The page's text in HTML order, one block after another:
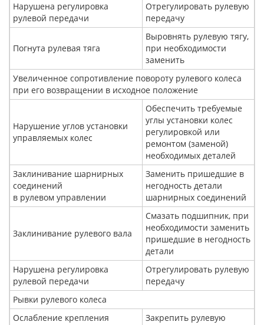
Нарушена регулировка
рулевой передачи
Отрегулировать рулевую
передачу
Погнута рулевая тяга
Выровнять рулевую тягу,
при необходимости
заменить
Увеличенное сопротивление повороту рулевого колеса
при его возвращении в исходное положение
Нарушение углов установки
управляемых колес
Обеспечить требуемые
углы установки колес
регулировкой или
ремонтом (заменой)
необходимых деталей
Заклинивание шарнирных
соединений
в рулевом управлении
Заменить пришедшие в
негодность детали
шарнирных соединений
Заклинивание рулевого вала
Смазать подшипник, при
необходимости заменить
пришедшие в негодность
детали
Нарушена регулировка
рулевой передачи
Отрегулировать рулевую
передачу
Рывки рулевого колеса
Ослабление крепления
Закрепить рулевую